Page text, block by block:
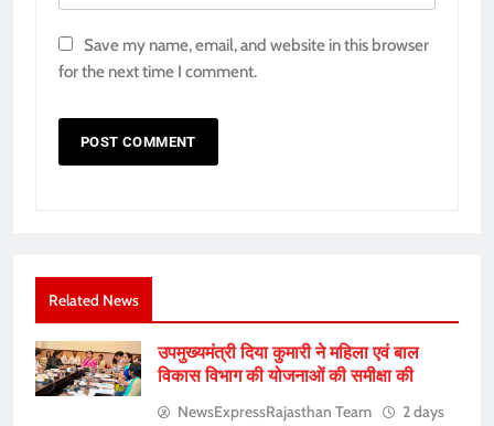
Save my name, email, and website in this browser
for the next time I comment.
Related News
उपमुख्यमंत्री दिया कुमारी ने महिला एवं बाल
विकास विभाग की योजनाओं की समीक्षा की
NewsExpressRajasthan Team 2 days